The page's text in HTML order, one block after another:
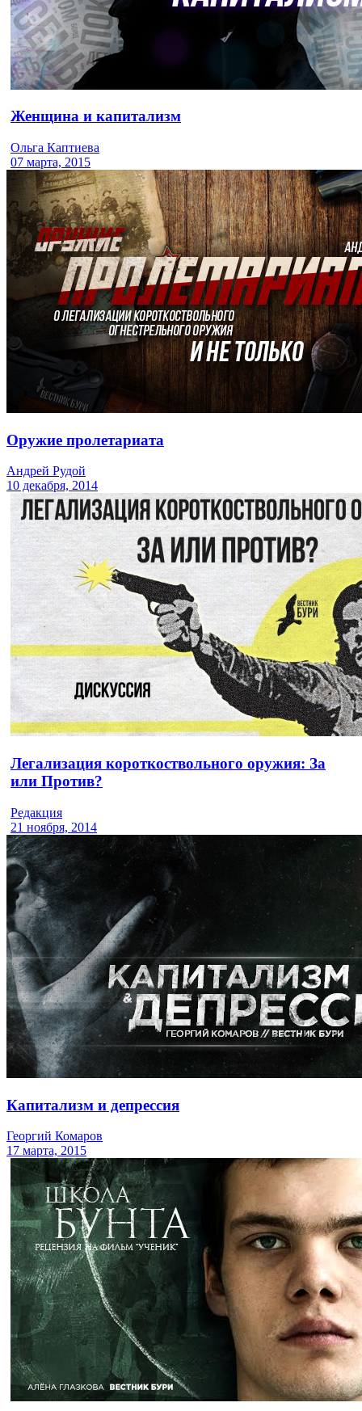
Женщина и капитализм
Ольга Каптиева
07 марта, 2015
Оружие пролетариата
Андрей Рудой
10 декабря, 2014
Легализация короткоствольного оружия: За
или Против?
Редакция
21 ноября, 2014
Капитализм и депрессия
Георгий Комаров
17 марта, 2015